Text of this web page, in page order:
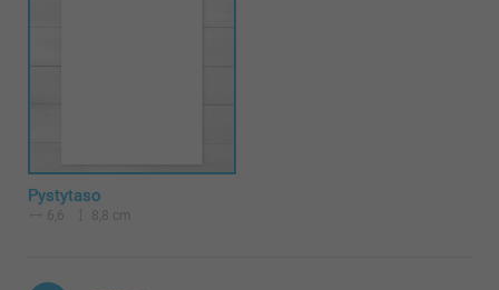
Pystytaso
6,6 8,8 cm